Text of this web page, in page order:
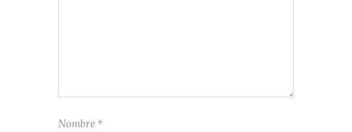
Nombre *